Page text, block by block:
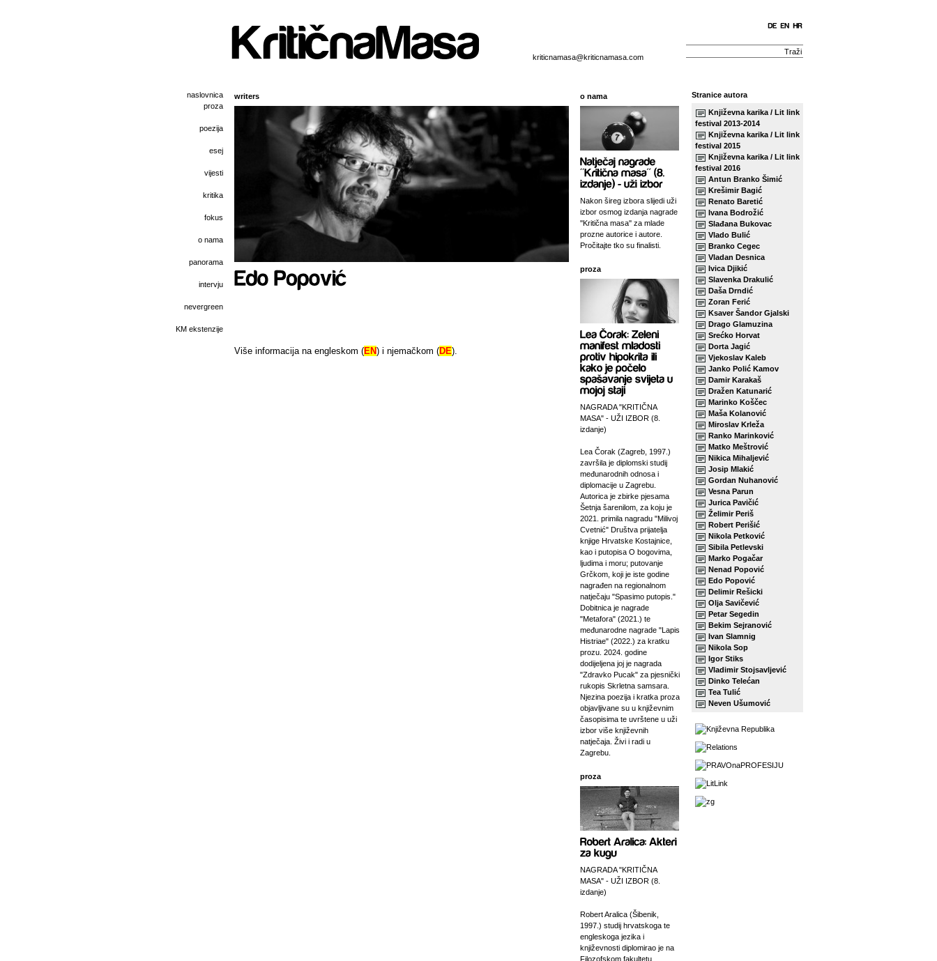
kriticnamasa@kriticnamasa.com
naslovnica
proza
poezija
esej
vijesti
kritika
fokus
o nama
panorama
intervju
nevergreen
KM ekstenzije
writers
Više informacija na engleskom (EN) i njemačkom (DE).
o nama
Nakon šireg izbora slijedi uži
izbor osmog izdanja nagrade
''Kritična masa'' za mlade
prozne autorice i autore.
Pročitajte tko su finalisti.
proza
NAGRADA "KRITIČNA
MASA" - UŽI IZBOR (8.
izdanje)
Lea Čorak (Zagreb, 1997.)
završila je diplomski studij
međunarodnih odnosa i
diplomacije u Zagrebu.
Autorica je zbirke pjesama
Šetnja šarenilom, za koju je
2021. primila nagradu "Milivoj
Cvetnić" Društva prijatelja
knjige Hrvatske Kostajnice,
kao i putopisa O bogovima,
ljudima i moru; putovanje
Grčkom, koji je iste godine
nagrađen na regionalnom
natječaju "Spasimo putopis."
Dobitnica je nagrade
"Metafora" (2021.) te
međunarodne nagrade "Lapis
Histriae" (2022.) za kratku
prozu. 2024. godine
dodijeljena joj je nagrada
"Zdravko Pucak" za pjesnički
rukopis Skrletna samsara.
Njezina poezija i kratka proza
objavljivane su u književnim
časopisima te uvrštene u uži
izbor više književnih
natječaja. Živi i radi u
Zagrebu.
proza
NAGRADA "KRITIČNA
MASA" - UŽI IZBOR (8.
izdanje)
Robert Aralica (Šibenik,
1997.) studij hrvatskoga te
engleskoga jezika i
književnosti diplomirao je na
Filozofskom fakultetu
Stranice autora
Književna karika / Lit link
festival 2013-2014
Književna karika / Lit link
festival 2015
Književna karika / Lit link
festival 2016
Antun Branko Šimić
Krešimir Bagić
Renato Baretić
Ivana Bodrožić
Slađana Bukovac
Vlado Bulić
Branko Cegec
Vladan Desnica
Ivica Djikić
Slavenka Drakulić
Daša Drndić
Zoran Ferić
Ksaver Šandor Gjalski
Drago Glamuzina
Srećko Horvat
Dorta Jagić
Vjekoslav Kaleb
Janko Polić Kamov
Damir Karakaš
Dražen Katunarić
Marinko Koščec
Maša Kolanović
Miroslav Krleža
Ranko Marinković
Matko Meštrović
Nikica Mihaljević
Josip Mlakić
Gordan Nuhanović
Vesna Parun
Jurica Pavičić
Želimir Periš
Robert Perišić
Nikola Petković
Sibila Petlevski
Marko Pogačar
Nenad Popović
Edo Popović
Delimir Rešicki
Olja Savičević
Petar Segedin
Bekim Sejranović
Ivan Slamnig
Nikola Sop
Igor Stiks
Vladimir Stojsavljević
Dinko Telećan
Tea Tulić
Neven Ušumović